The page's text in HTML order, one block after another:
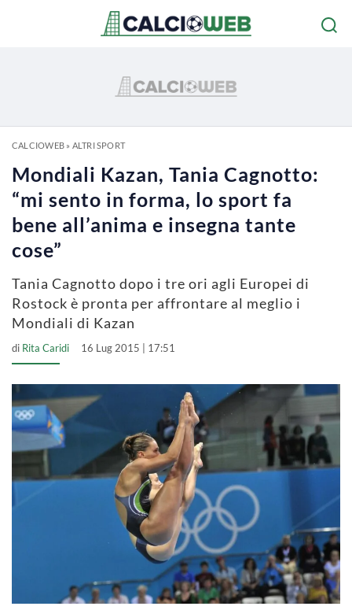
CALCIOWEB» ALTRI SPORT
Mondiali Kazan, Tania Cagnotto:
“mi sento in forma, lo sport fa
bene all’anima e insegna tante
cose”
Tania Cagnotto dopo i tre ori agli Europei di
Rostock è pronta per affrontare al meglio i
Mondiali di Kazan
di Rita Caridi 16 Lug 2015 | 17:51